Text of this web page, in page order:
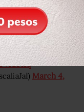
a través de los
una persona
reinserción social
por parte de la
March 4,